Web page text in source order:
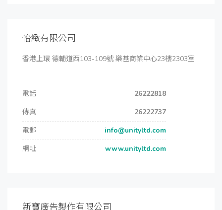
怡緻有限公司
香港上環 德輔道西103-109號 樂基商業中心23樓2303室
電話
26222818
傳真
26222737
電郵
info@unityltd.com
網址
www.unityltd.com
新寶廣告製作有限公司